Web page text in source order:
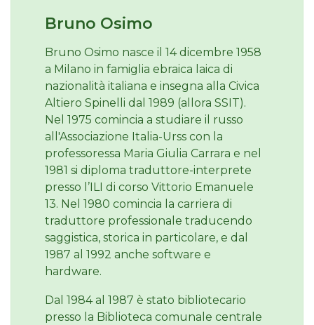
Bruno Osimo
Bruno Osimo nasce il 14 dicembre 1958
a Milano in famiglia ebraica laica di
nazionalità italiana e insegna alla Civica
Altiero Spinelli dal 1989 (allora SSIT).
Nel 1975 comincia a studiare il russo
all'Associazione Italia-Urss con la
professoressa Maria Giulia Carrara e nel
1981 si diploma traduttore-interprete
presso l’ILI di corso Vittorio Emanuele
13. Nel 1980 comincia la carriera di
traduttore professionale traducendo
saggistica, storica in particolare, e dal
1987 al 1992 anche software e
hardware.
Dal 1984 al 1987 è stato bibliotecario
presso la Biblioteca comunale centrale